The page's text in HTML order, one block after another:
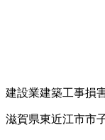
建設業建築工事損
滋賀県東近江市市